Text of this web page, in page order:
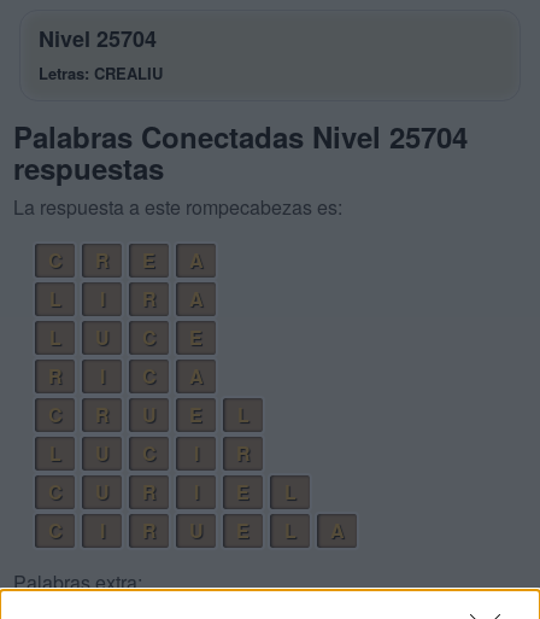
Nivel 25704
Letras: CREALIU
Palabras Conectadas Nivel 25704
respuestas
La respuesta a este rompecabezas es:
C
R E
A
L
R
A
L
U C
E
R
I C
A
C
R U E
L
L
U C I
R
C
U R I E
L
C
I R U E L
A
Palabras extra: